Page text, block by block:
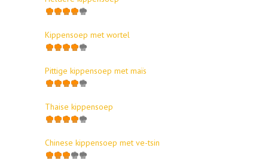
Kippensoep met wortel
Pittige kippensoep met maïs
Thaise kippensoep
Chinese kippensoep met ve-tsin